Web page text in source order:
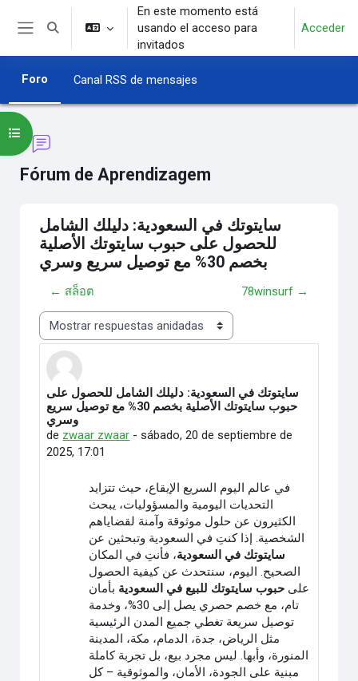
Salta al contenido principal
Selector de búsqueda de entrada
En este momento está
usando el acceso para
invitados
Acceder
Foro Canal RSS de mensajes
Fórum de Aprendizagem
Abrir índice del curso
سايتوتك في السعودية: دليلك الشامل
للحصول على حبوب سايتوتك الأصلية
بخصم 30% مع توصيل سريع وسري
← สล็อต 78winsurf →
Mostrar modo
سايتوتك في السعودية: دليلك الشامل للحصول على
حبوب سايتوتك الأصلية بخصم 30% مع توصيل سريع
وسري
de zwaar zwaar -sábado, 20 de septiembre de
2025, 17:01
Número de respuestas: 0
في عالم اليوم السريع الإيقاع، حيث تتزايد
التحديات اليومية والمسؤوليات، يبحث
الكثيرون عن حلول موثوقة وآمنة لقضاياهم
الشخصية. إذا كنتِ في السعودية وتبحثين عن
سايتوتك في السعودية، فأنتِ في المكان
الصحيح. اليوم، سنتحدث عن كيفية الحصول
على حبوب سايتوتك للبيع في السعودية بأمان
تام، مع خصم حصري يصل إلى 30%، وخدمة
توصيل سريعة تغطي جميع المدن الرئيسية
مثل الرياض، جدة، الدمام، مكة، المدينة
المنورة، وأبها. ليس مجرد بيع، بل تجربة كاملة
مبنية على الجودة، الأمان، والموثوقية – كل